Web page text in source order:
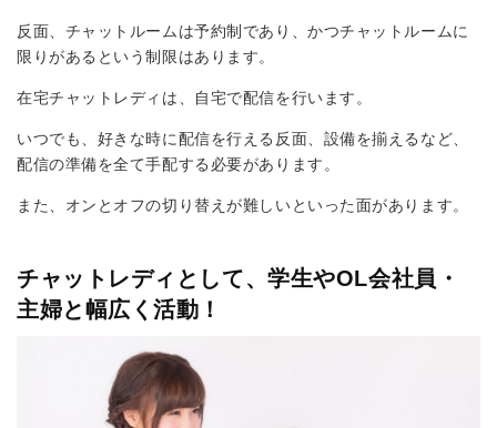
反面、チャットルームは予約制であり、かつチャットルームに
限りがあるという制限はあります。
在宅チャットレディは、自宅で配信を行います。
いつでも、好きな時に配信を行える反面、設備を揃えるなど、
配信の準備を全て手配する必要があります。
また、オンとオフの切り替えが難しいといった面があります。
チャットレディとして、学生やOL会社員・
主婦と幅広く活動！